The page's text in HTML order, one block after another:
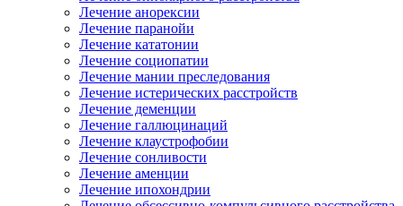
Лечение анорексии
Лечение паранойи
Лечение кататонии
Лечение социопатии
Лечение мании преследования
Лечение истерических расстройств
Лечение деменции
Лечение галлюцинаций
Лечение клаустрофобии
Лечение сонливости
Лечение аменции
Лечение ипохондрии